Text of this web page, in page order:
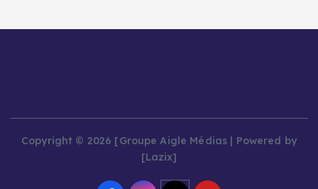
Copyright © 2026 [Groupe Aigle Médias | Powered by
[Lazix]